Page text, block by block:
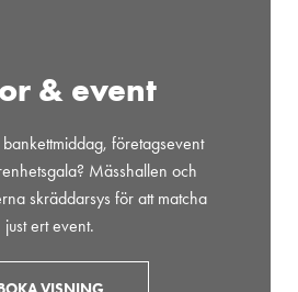
& event
företagsevent
Mässhallen och
skräddarsys för att matcha
just ert event.